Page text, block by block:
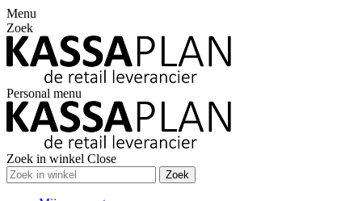
Menu
Zoek
Personal menu
Zoek in winkel Close
Zoek